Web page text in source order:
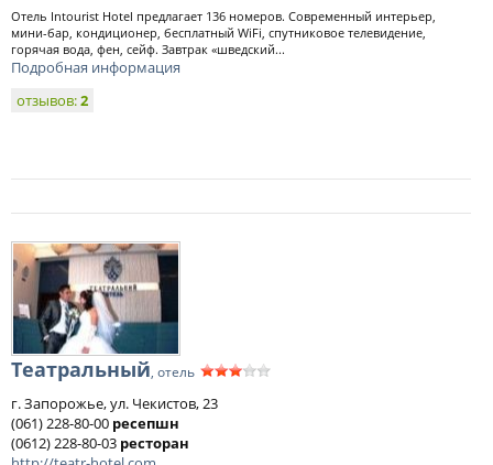
Отель Intourist Hotel предлагает 136 номеров. Современный интерьер,
мини-бар, кондиционер, бесплатный WiFi, спутниковое телевидение,
горячая вода, фен, сейф. Завтрак «шведский...
Подробная информация
отзывов:2
Театральный, отель
г. Запорожье, ул. Чекистов, 23
(061) 228-80-00 ресепшн
(0612) 228-80-03 ресторан